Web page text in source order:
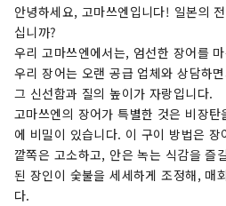
역사 있는 식문화를 소
다.
안녕하세요, 고마쓰엔입니다! 일본의
십니까?
우리 고마쓰엔에서는, 엄선한 장어를
우리 장어는 오랜 공급 업체와 상담하
그 신선함과 질의 높이가 자랑입니다.
고마쓰엔의 장어가 특별한 것은 비장
에 비밀이 있습니다. 이 구이 방법은
깥쪽은 고소하고, 안은 녹는 식감을 즐
된 장인이 숯불을 세세하게 조정해, 매
다.